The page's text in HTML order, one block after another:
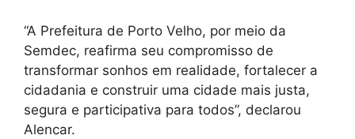
“A Prefeitura de Porto Velho, por meio da
Semdec, reafirma seu compromisso de
transformar sonhos em realidade, fortalecer a
cidadania e construir uma cidade mais justa,
segura e participativa para todos”, declarou
Alencar.